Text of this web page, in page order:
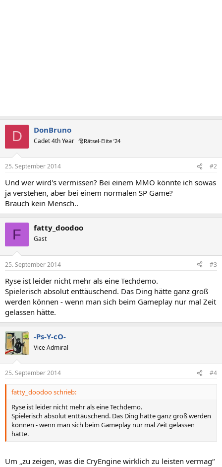
D DonBruno
Cadet 4th Year 🎅Rätsel-Elite ’24
25. September 2014 #2
Und wer wird's vermissen? Bei einem MMO könnte ich sowas
ja verstehen, aber bei einem normalen SP Game?
Brauch kein Mensch..
F fatty_doodoo
Gast
25. September 2014 #3
Ryse ist leider nicht mehr als eine Techdemo.
Spielerisch absolut enttäuschend. Das Ding hätte ganz groß
werden können - wenn man sich beim Gameplay nur mal Zeit
gelassen hätte.
-Ps-Y-cO-
Vice Admiral
25. September 2014 #4
fatty_doodoo schrieb:
Ryse ist leider nicht mehr als eine Techdemo.
Spielerisch absolut enttäuschend. Das Ding hätte ganz groß werden
können - wenn man sich beim Gameplay nur mal Zeit gelassen
hätte.
Um „zu zeigen, was die CryEngine wirklich zu leisten vermag“